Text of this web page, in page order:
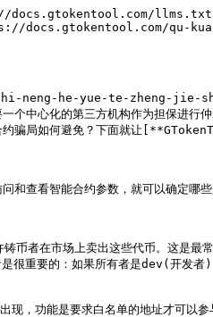
docs.gtokentool.com/
yue-te-zheng-jie-shao.md)这
个中心化的第三方机构作为担保进
合约骗局如何避免？下面就让
和查看智能合约参数，就可以确定哪些
者在市场上卖出这些代币。这是最
很重要的：如果所有者是dev(开发
能是要求白名单的地址才可以参与